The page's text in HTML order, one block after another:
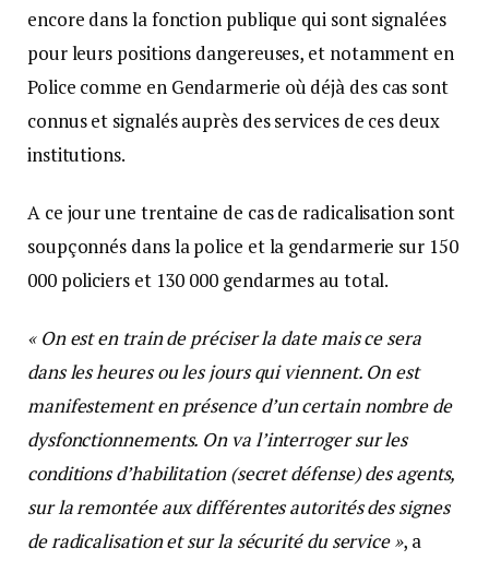
encore dans la fonction publique qui sont signalées
pour leurs positions dangereuses, et notamment en
Police comme en Gendarmerie où déjà des cas sont
connus et signalés auprès des services de ces deux
institutions.
A ce jour une trentaine de cas de radicalisation sont
soupçonnés dans la police et la gendarmerie sur 150
000 policiers et 130 000 gendarmes au total.
« On est en train de préciser la date mais ce sera
dans les heures ou les jours qui viennent. On est
manifestement en présence d’un certain nombre de
dysfonctionnements. On va l’interroger sur les
conditions d’habilitation (secret défense) des agents,
sur la remontée aux différentes autorités des signes
de radicalisation et sur la sécurité du service », a